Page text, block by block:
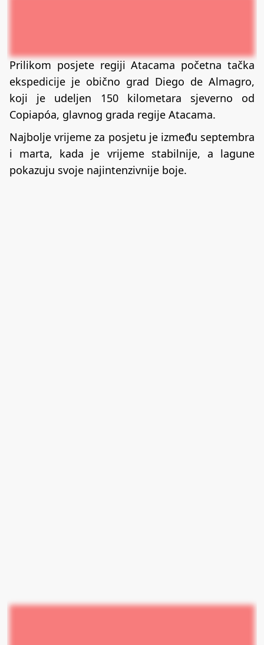
Prilikom posjete regiji Atacama početna tačka
ekspedicije je obično grad Diego de Almagro,
koji je udeljen 150 kilometara sjeverno od
Copiapóa, glavnog grada regije Atacama.
Najbolje vrijeme za posjetu je između septembra
i marta, kada je vrijeme stabilnije, a lagune
pokazuju svoje najintenzivnije boje.